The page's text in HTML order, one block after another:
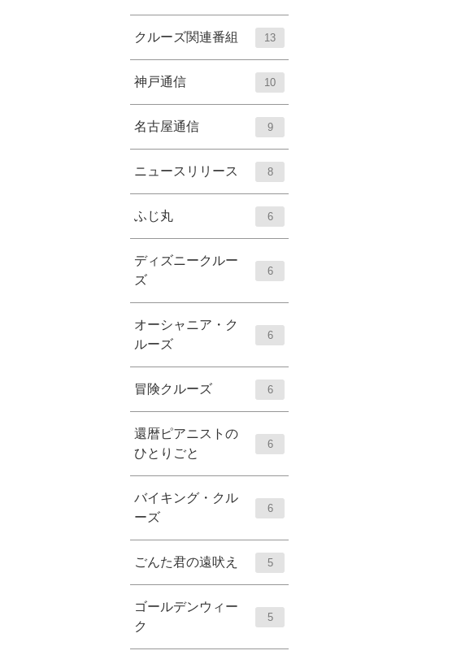
クルーズ関連番組 13
神戸通信 10
名古屋通信 9
ニュースリリース 8
ふじ丸 6
ディズニークルー
ズ
6
オーシャニア・ク
ルーズ
6
冒険クルーズ 6
還暦ピアニストの
ひとりごと
6
バイキング・クル
ーズ
6
ごんた君の遠吠え 5
ゴールデンウィー
ク
5